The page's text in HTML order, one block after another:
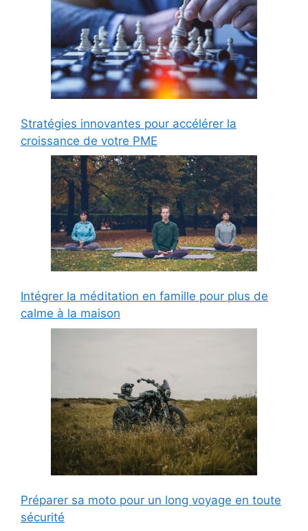
Stratégies innovantes pour accélérer la
croissance de votre PME
Intégrer la méditation en famille pour plus de
calme à la maison
Préparer sa moto pour un long voyage en toute
sécurité